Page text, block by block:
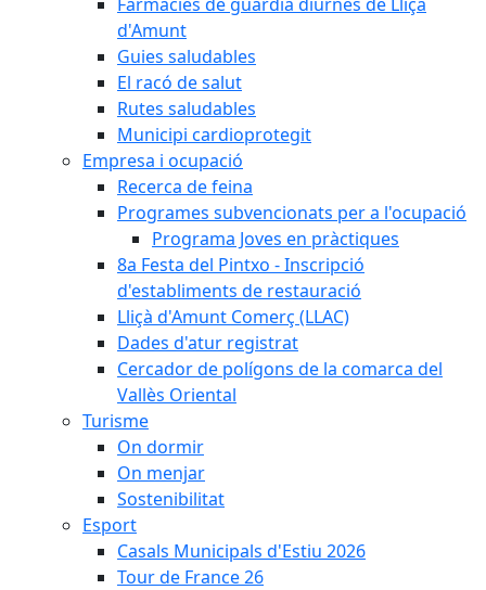
d'Amunt
Guies saludables
El racó de salut
Rutes saludables
Municipi cardioprotegit
Empresa i ocupació
Recerca de feina
Programes subvencionats per a l'ocupació
Programa Joves en pràctiques
8a Festa del Pintxo - Inscripció
d'establiments de restauració
Lliçà d'Amunt Comerç (LLAC)
Dades d'atur registrat
Cercador de polígons de la comarca del
Vallès Oriental
Turisme
On dormir
On menjar
Sostenibilitat
Esport
Casals Municipals d'Estiu 2026
Tour de France 26